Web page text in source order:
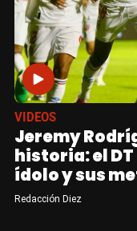
VIDEOS
Jeremy
historia: el
ídolo y sus
Redacción Diez